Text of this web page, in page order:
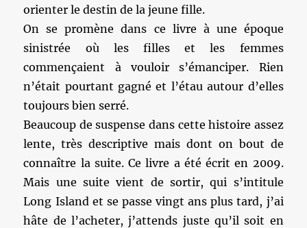
orienter le destin de la jeune fille.
On se promène dans ce livre à une époque
sinistrée où les filles et les femmes
commençaient à vouloir s’émanciper. Rien
n’était pourtant gagné et l’étau autour d’elles
toujours bien serré.
Beaucoup de suspense dans cette histoire assez
lente, très descriptive mais dont on bout de
connaître la suite. Ce livre a été écrit en 2009.
Mais une suite vient de sortir, qui s’intitule
Long Island et se passe vingt ans plus tard, j’ai
hâte de l’acheter, j’attends juste qu’il soit en